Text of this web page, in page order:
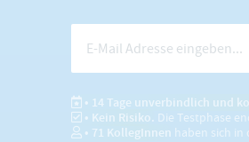
• 14 Tage unverbindlich und
• Kein Risiko. Die Testphase
• 71 KollegInnen haben sich in